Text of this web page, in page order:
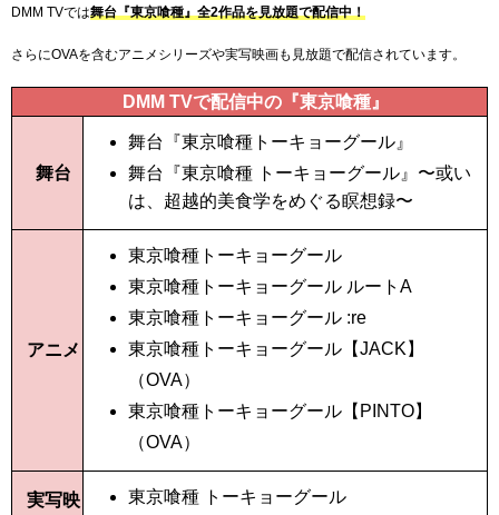
DMM TVでは舞台『東京喰種』全2作品を見放題で配信中！
さらにOVAを含むアニメシリーズや実写映画も見放題で配信されています。
DMM TVで配信中の『東京喰種』
舞台
舞台『東京喰種トーキョーグール』
舞台『東京喰種 トーキョーグール』〜或い
は、超越的美食学をめぐる瞑想録〜
アニメ
東京喰種トーキョーグール
東京喰種トーキョーグール ルートA
東京喰種トーキョーグール :re
東京喰種トーキョーグール【JACK】
（OVA）
東京喰種トーキョーグール【PINTO】
（OVA）
実写映
東京喰種 トーキョーグール